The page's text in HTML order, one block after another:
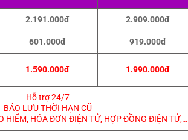
2.191.000đ 2.909.000đ
601.000đ 919.000đ
1.590.000đ 1.990.000đ
Hỗ trợ 24/7
BẢO LƯU THỜI HẠN CŨ
HIỂM, HÓA ĐƠN ĐIỆN TỬ, HỢP ĐỒNG ĐIỆN TỬ,…